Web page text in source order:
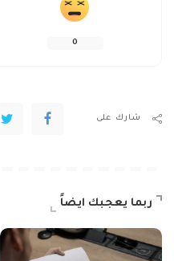
0
شارك على
ربما يعجبك ايضاً